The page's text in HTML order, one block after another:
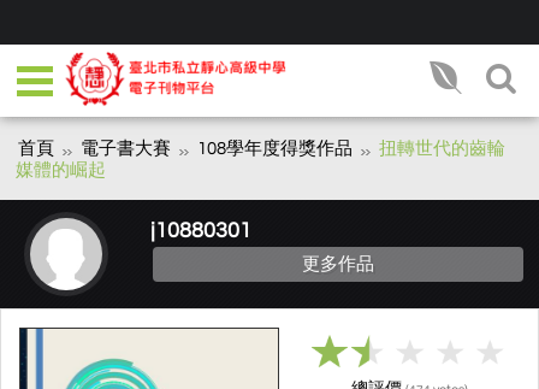
首頁 電子書大賽 108學年度得獎作品
扭轉世代的齒輪
媒體的崛起
j10880301
更多作品